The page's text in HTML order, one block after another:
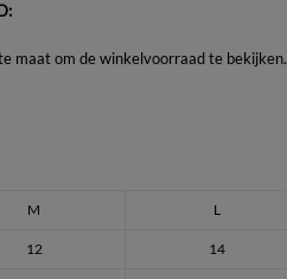
maat om de winkelvoorraad te bekijken.
M L
12 14